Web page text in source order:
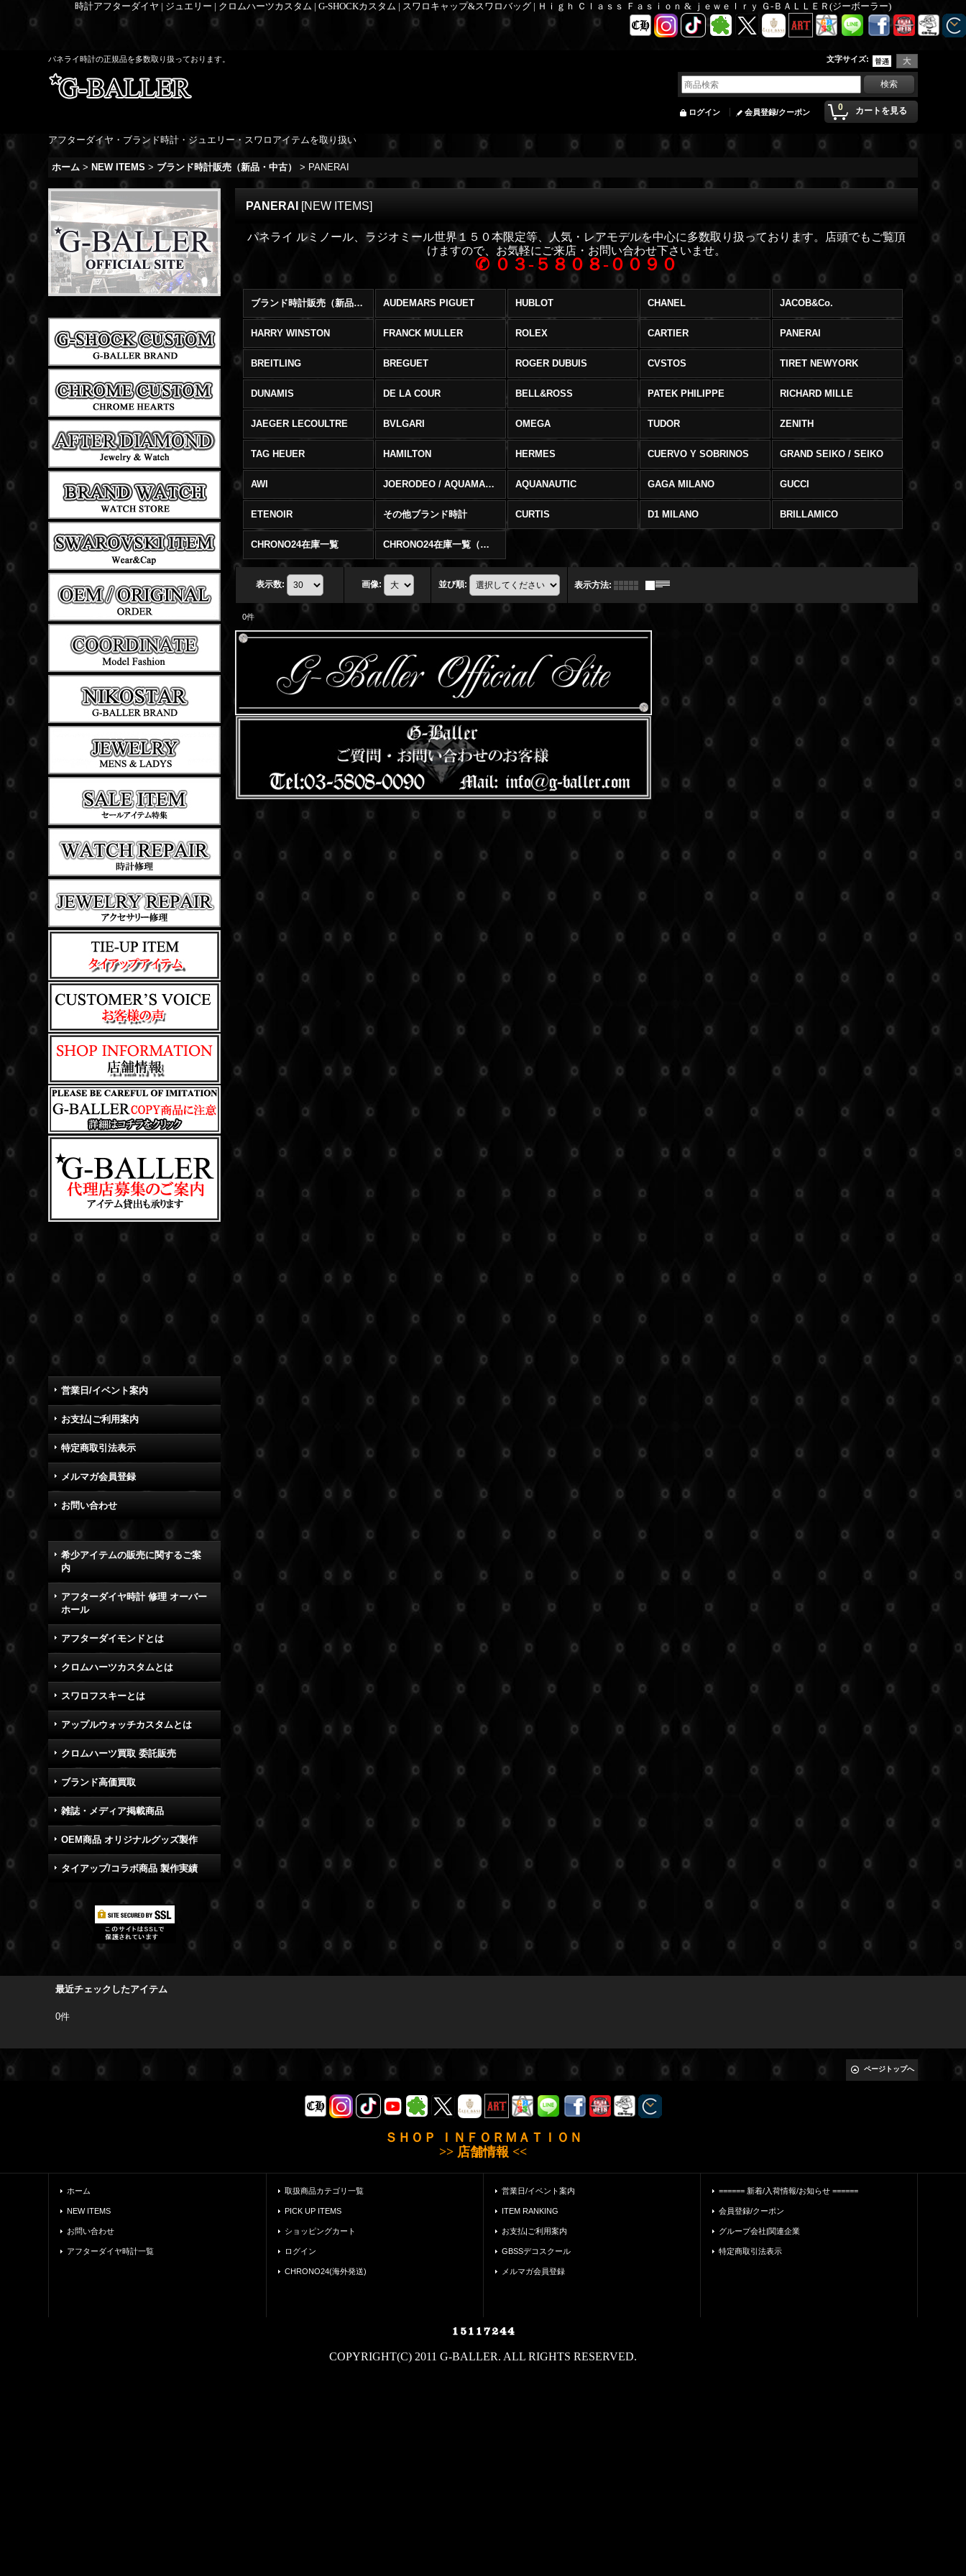
時計アフターダイヤ | ジュエリー | クロムハーツカスタム | G-SHOCKカスタム | スワロキャップ&スワロバッグ | Ｈｉｇｈ Ｃｌａｓｓ Ｆａｓｉｏｎ & ｊｅｗｅｌｒｙ Ｇ-ＢＡＬＬＥＲ(ジーボーラー)
パネライ時計の正規品を多数取り扱っております。 文字サイズ:
0 カートを見る
ログイン 会員登録/クーポン
アフターダイヤ・ブランド時計・ジュエリー・スワロアイテムを取り扱い
ホーム > NEW ITEMS > ブランド時計販売（新品・中古） > PANERAI
営業日/イベント案内
お支払|ご利用案内
特定商取引法表示
メルマガ会員登録
お問い合わせ
希少アイテムの販売に関するご案
内
アフターダイヤ時計 修理 オーバー
ホール
アフターダイモンドとは
クロムハーツカスタムとは
スワロフスキーとは
アップルウォッチカスタムとは
クロムハーツ買取 委託販売
ブランド高価買取
雑誌・メディア掲載商品
OEM商品 オリジナルグッズ製作
タイアップ/コラボ商品 製作実績
PANERAI [NEW ITEMS]
パネライ ルミノール、ラジオミール世界１５０本限定等、人気・レアモデルを中心に多数取り扱っております。店頭でもご覧頂
けますので、お気軽にご来店・お問い合わせ下さいませ。
✆ ０３-５８０８-００９０
ブランド時計販売（新品・中古） (全商品) AUDEMARS PIGUET HUBLOT CHANEL JACOB&Co.
HARRY WINSTON FRANCK MULLER ROLEX CARTIER PANERAI
BREITLING BREGUET ROGER DUBUIS CVSTOS TIRET NEWYORK
DUNAMIS DE LA COUR BELL&ROSS PATEK PHILIPPE RICHARD MILLE
JAEGER LECOULTRE BVLGARI OMEGA TUDOR ZENITH
TAG HEUER HAMILTON HERMES CUERVO Y SOBRINOS GRAND SEIKO / SEIKO
AWI JOERODEO / AQUAMASTER AQUANAUTIC GAGA MILANO GUCCI
ETENOIR その他ブランド時計 CURTIS D1 MILANO BRILLAMICO
CHRONO24在庫一覧 CHRONO24在庫一覧（在庫切）
表示数: 画像: 並び順: 表示方法:
0件
最近チェックしたアイテム
0件
ページトップへ
ＳＨＯＰ ＩＮＦＯＲＭＡＴＩＯＮ
>> 店舗情報 <<
ホーム
NEW ITEMS
お問い合わせ
アフターダイヤ時計一覧
取扱商品カテゴリ一覧
PICK UP ITEMS
ショッピングカート
ログイン
CHRONO24(海外発送)
営業日/イベント案内
ITEM RANKING
お支払|ご利用案内
GBSSデコスクール
メルマガ会員登録
====== 新着/入荷情報/お知らせ ======
会員登録/クーポン
グループ会社|関連企業
特定商取引法表示
COPYRIGHT(C) 2011 G-BALLER. ALL RIGHTS RESERVED.